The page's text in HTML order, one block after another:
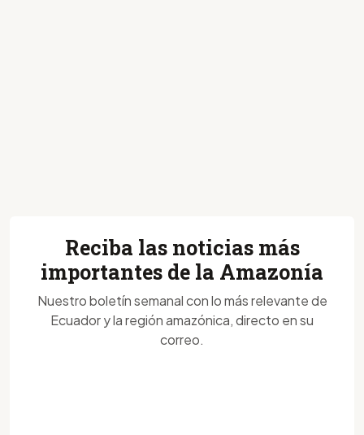
Reciba las noticias más
importantes de la Amazonía
Nuestro boletín semanal con lo más relevante de
Ecuador y la región amazónica, directo en su
correo.